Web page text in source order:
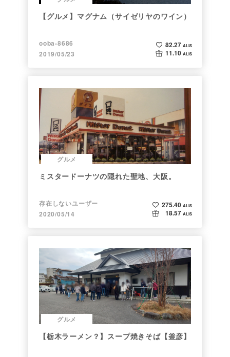
【グルメ】マグナム（サイゼリヤのワイン）
ooba-8686
2019/05/23
82.27 ALIS
11.10 ALIS
グルメ
ミスタードーナツの隠れた聖地、大阪。
存在しないユーザー
2020/05/14
275.40 ALIS
18.57 ALIS
グルメ
【栃木ラーメン？】スープ焼きそば【釜彦】